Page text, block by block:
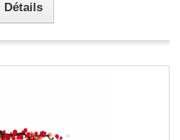
Détails